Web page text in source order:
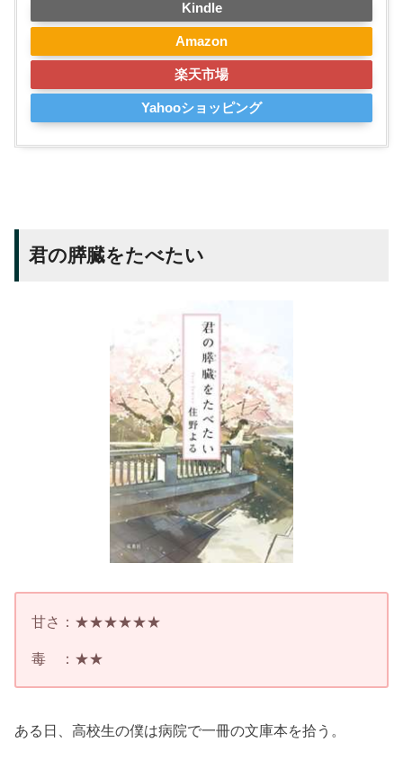
Kindle
Amazon
楽天市場
Yahooショッピング
君の膵臓をたべたい
甘さ：★★★★★★
毒 ：★★
ある日、高校生の僕は病院で一冊の文庫本を拾う。